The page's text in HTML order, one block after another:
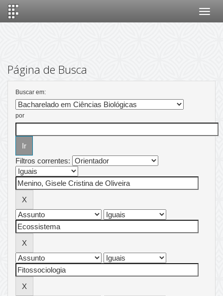
Página de Busca
Buscar em:
por
Filtros correntes: